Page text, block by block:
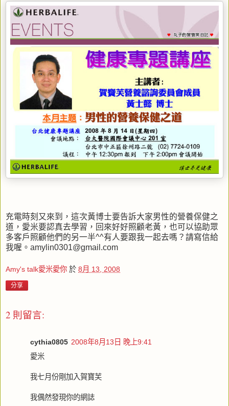
充電時刻又來到，這次黃博士要告訴大家男性的營養保健之
道，愛米要認真去學習，回來好好照顧老黃，也可以協助眾
多客戶照顧他們的另一半^^有人要跟我一起去嗎？請寫信給
我喔。amylin0301@gmail.com
Amy's talk愛米愛你 於 8月 13, 2008
分享
2 則留言:
cythia0805 2008年8月13日 晚上9:41
愛米
我七月份剛加入賀寶芙
我偶然發現你的網誌